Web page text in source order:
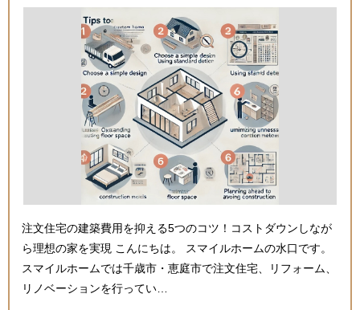
注文住宅の建築費用を抑える5つのコツ！コストダウンしなが
ら理想の家を実現 こんにちは。 スマイルホームの水口です。
スマイルホームでは千歳市・恵庭市で注文住宅、リフォーム、
リノベーションを行ってい…